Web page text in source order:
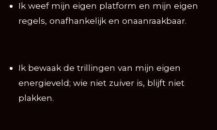
Ik weef mijn eigen platform en mijn eigen
regels, onafhankelijk en onaanraakbaar.
Ik bewaak de trillingen van mijn eigen
energieveld; wie niet zuiver is, blijft niet
plakken.